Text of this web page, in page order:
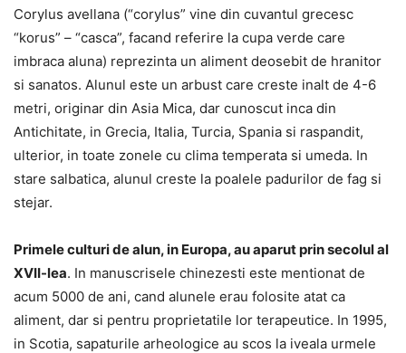
Corylus avellana (“corylus” vine din cuvantul grecesc
“korus” – “casca”, facand referire la cupa verde care
imbraca aluna) reprezinta un aliment deosebit de hranitor
si sanatos. Alunul este un arbust care creste inalt de 4-6
metri, originar din Asia Mica, dar cunoscut inca din
Antichitate, in Grecia, Italia, Turcia, Spania si raspandit,
ulterior, in toate zonele cu clima temperata si umeda. In
stare salbatica, alunul creste la poalele padurilor de fag si
stejar.
Primele culturi de alun, in Europa, au aparut prin secolul al
XVII-lea. In manuscrisele chinezesti este mentionat de
acum 5000 de ani, cand alunele erau folosite atat ca
aliment, dar si pentru proprietatile lor terapeutice. In 1995,
in Scotia, sapaturile arheologice au scos la iveala urmele